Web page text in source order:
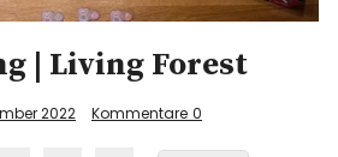
| Living Forest
2022 Kommentare 0